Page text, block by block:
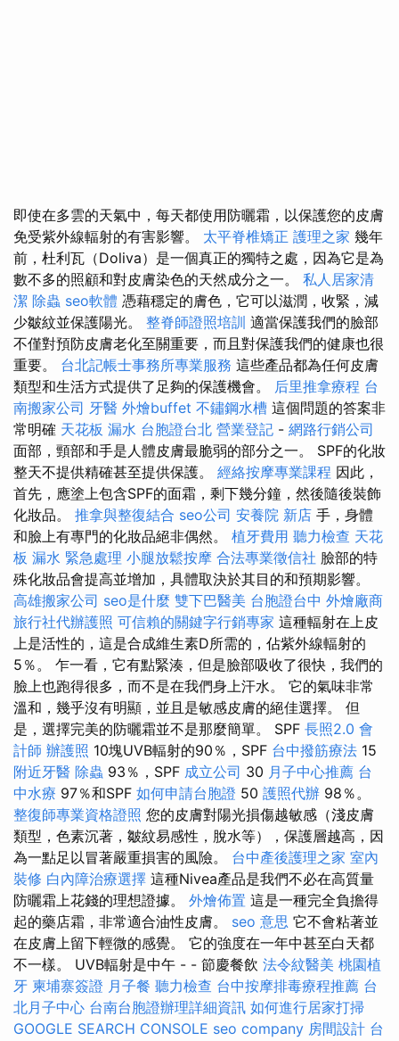
即使在多雲的天氣中，每天都使用防曬霜，以保護您的皮膚
免受紫外線輻射的有害影響。 太平脊椎矯正 護理之家 幾年
前，杜利瓦（Doliva）是一個真正的獨特之處，因為它是為
數不多的照顧和對皮膚染色的天然成分之一。 私人居家清
潔 除蟲 seo軟體 憑藉穩定的膚色，它可以滋潤，收緊，減
少皺紋並保護陽光。 整脊師證照培訓 適當保護我們的臉部
不僅對預防皮膚老化至關重要，而且對保護我們的健康也很
重要。 台北記帳士事務所專業服務 這些產品都為任何皮膚
類型和生活方式提供了足夠的保護機會。 后里推拿療程 台
南搬家公司 牙醫 外燴buffet 不鏽鋼水槽 這個問題的答案非
常明確 天花板 漏水 台胞證台北 營業登記 - 網路行銷公司
面部，頸部和手是人體皮膚最脆弱的部分之一。 SPF的化妝
整天不提供精確甚至提供保護。 經絡按摩專業課程 因此，
首先，應塗上包含SPF的面霜，剩下幾分鐘，然後隨後裝飾
化妝品。 推拿與整復結合 seo公司 安養院 新店 手，身體
和臉上有專門的化妝品絕非偶然。 植牙費用 聽力檢查 天花
板 漏水 緊急處理 小腿放鬆按摩 合法專業徵信社 臉部的特
殊化妝品會提高並增加，具體取決於其目的和預期影響。
高雄搬家公司 seo是什麼 雙下巴醫美 台胞證台中 外燴廠商
旅行社代辦護照 可信賴的關鍵字行銷專家 這種輻射在上皮
上是活性的，這是合成維生素D所需的，佔紫外線輻射的
5％。 乍一看，它有點緊湊，但是臉部吸收了很快，我們的
臉上也跑得很多，而不是在我們身上汗水。 它的氣味非常
溫和，幾乎沒有明顯，並且是敏感皮膚的絕佳選擇。 但
是，選擇完美的防曬霜並不是那麼簡單。 SPF 長照2.0 會
計師 辦護照 10塊UVB輻射的90％，SPF 台中撥筋療法 15
附近牙醫 除蟲 93％，SPF 成立公司 30 月子中心推薦 台
中水療 97％和SPF 如何申請台胞證 50 護照代辦 98％。
整復師專業資格證照 您的皮膚對陽光損傷越敏感（淺皮膚
類型，色素沉著，皺紋易感性，脫水等），保護層越高，因
為一點足以冒著嚴重損害的風險。 台中產後護理之家 室內
裝修 白內障治療選擇 這種Nivea產品是我們不必在高質量
防曬霜上花錢的理想證據。 外燴佈置 這是一種完全負擔得
起的藥店霜，非常適合油性皮膚。 seo 意思 它不會粘著並
在皮膚上留下輕微的感覺。 它的強度在一年中甚至白天都
不一樣。 UVB輻射是中午 - - 節慶餐飲 法令紋醫美 桃園植
牙 柬埔寨簽證 月子餐 聽力檢查 台中按摩排毒療程推薦 台
北月子中心 台南台胞證辦理詳細資訊 如何進行居家打掃
GOOGLE SEARCH CONSOLE seo company 房間設計 台